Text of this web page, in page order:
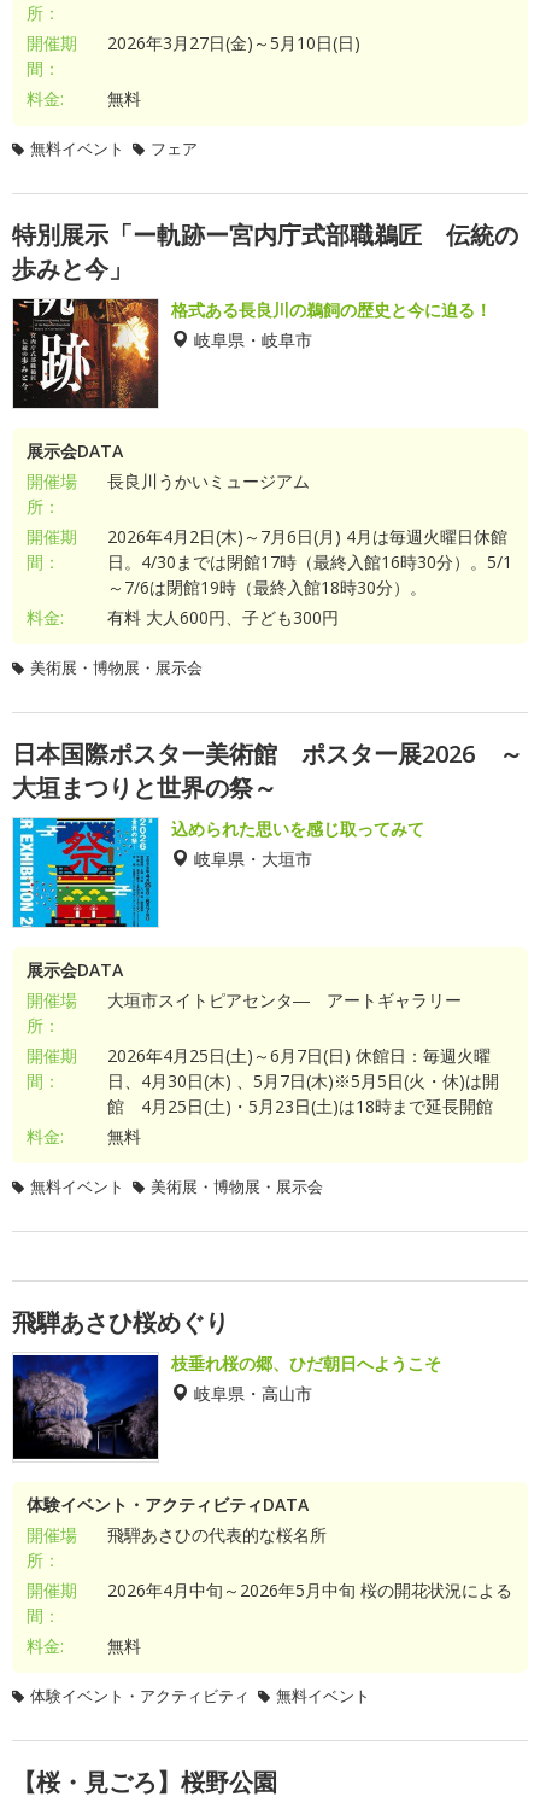
所：
開催期
間：
2026年3月27日(金)～5月10日(日)
料金: 無料
無料イベント フェア
特別展示「ー軌跡ー宮内庁式部職鵜匠 伝統の
歩みと今」
格式ある長良川の鵜飼の歴史と今に迫る！
岐阜県・岐阜市
展示会DATA
開催場
所：
長良川うかいミュージアム
開催期
間：
2026年4月2日(木)～7月6日(月) 4月は毎週火曜日休館
日。4/30までは閉館17時（最終入館16時30分）。5/1
～7/6は閉館19時（最終入館18時30分）。
料金:
有料 大人600円、子ども300円
美術展・博物展・展示会
日本国際ポスター美術館 ポスター展2026 ～
大垣まつりと世界の祭～
込められた思いを感じ取ってみて
岐阜県・大垣市
展示会DATA
開催場
所：
大垣市スイトピアセンタ― アートギャラリー
開催期
間：
2026年4月25日(土)～6月7日(日) 休館日：毎週火曜
日、4月30日(木) 、5月7日(木)※5月5日(火・休)は開
館 4月25日(土)・5月23日(土)は18時まで延長開館
料金:
無料
無料イベント 美術展・博物展・展示会
飛騨あさひ桜めぐり
枝垂れ桜の郷、ひだ朝日へようこそ
岐阜県・高山市
体験イベント・アクティビティDATA
開催場
所：
飛騨あさひの代表的な桜名所
開催期
間：
2026年4月中旬～2026年5月中旬 桜の開花状況による
料金: 無料
体験イベント・アクティビティ 無料イベント
【桜・見ごろ】桜野公園